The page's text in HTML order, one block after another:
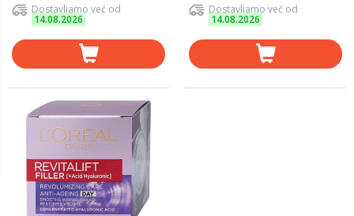
Dostavljamo već od
14.08.2026
Dostavljamo već od
14.08.2026